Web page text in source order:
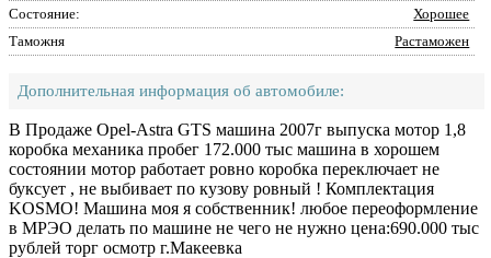
Состояние:
Хорошее
Таможня
Растаможен
Дополнительная информация об автомобиле:
В Продаже Opel-Astra GTS машина 2007г выпуска мотор 1,8
коробка механика пробег 172.000 тыс машина в хорошем
состоянии мотор работает ровно коробка переключает не
буксует , не выбивает по кузову ровный ! Комплектация
KOSMO! Машина моя я собственник! любое переоформление
в МРЭО делать по машине не чего не нужно цена:690.000 тыс
рублей торг осмотр г.Макеевка